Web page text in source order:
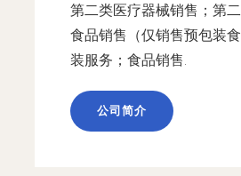
第二类医疗器械销售；第
食品销售（仅销售预包装
装服务；食品销售.
公司简介